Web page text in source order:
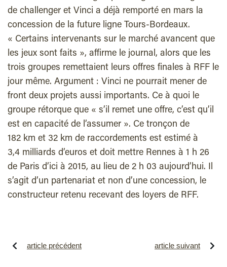
de challenger et Vinci a déjà remporté en mars la
concession de la future ligne Tours-Bordeaux.
« Certains intervenants sur le marché avancent que
les jeux sont faits », affirme le journal, alors que les
trois groupes remettaient leurs offres finales à RFF le
jour même. Argument : Vinci ne pourrait mener de
front deux projets aussi importants. Ce à quoi le
groupe rétorque que « s’il remet une offre, c’est qu’il
est en capacité de l’assumer ». Ce tronçon de
182 km et 32 km de raccordements est estimé à
3,4 milliards d’euros et doit mettre Rennes à 1 h 26
de Paris d’ici à 2015, au lieu de 2 h 03 aujourd’hui. Il
s’agit d’un partenariat et non d’une concession, le
constructeur retenu recevant des loyers de RFF.
article précédent article suivant